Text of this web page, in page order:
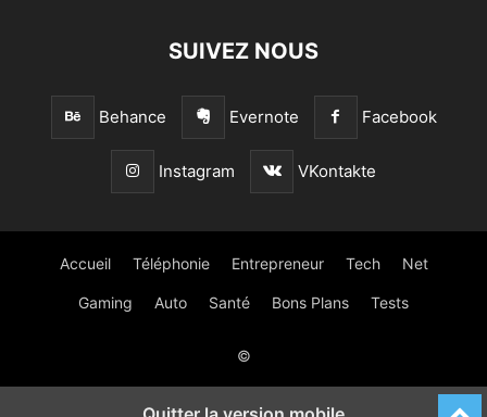
SUIVEZ NOUS
Behance Evernote Facebook
Instagram VKontakte
Accueil Téléphonie Entrepreneur Tech Net
Gaming Auto Santé Bons Plans Tests
©